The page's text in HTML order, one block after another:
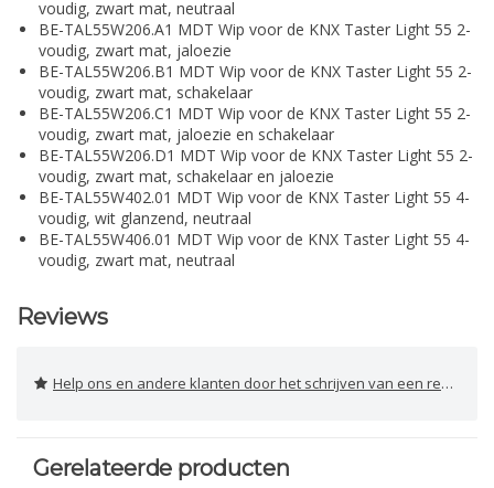
voudig, zwart mat, neutraal
BE-TAL55W206.A1 MDT Wip voor de KNX Taster Light 55 2-
voudig, zwart mat, jaloezie
BE-TAL55W206.B1 MDT Wip voor de KNX Taster Light 55 2-
voudig, zwart mat, schakelaar
BE-TAL55W206.C1 MDT Wip voor de KNX Taster Light 55 2-
voudig, zwart mat, jaloezie en schakelaar
BE-TAL55W206.D1 MDT Wip voor de KNX Taster Light 55 2-
voudig, zwart mat, schakelaar en jaloezie
BE-TAL55W402.01 MDT Wip voor de KNX Taster Light 55 4-
voudig, wit glanzend, neutraal
BE-TAL55W406.01 MDT Wip voor de KNX Taster Light 55 4-
voudig, zwart mat, neutraal
Reviews
Help ons en andere klanten door het schrijven van een review
Gerelateerde producten